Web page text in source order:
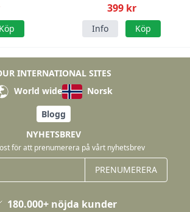
Köp
399 kr
Info Köp
INTERNATIONAL SITES
World wide
Norsk
Blogg
NYHETSBREV
för att prenumerera på vårt nyhetsbrev
PRENUMERERA
180.000+ nöjda kunder